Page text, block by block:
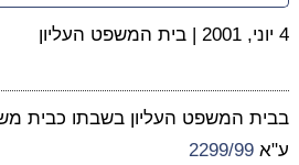
4 יוני, 2001 | בית המשפט העליון
בבית המשפט העליון בשבתו כבית
ע"א 2299/99